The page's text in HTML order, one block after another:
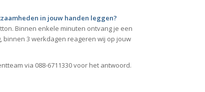
in jouw handen leggen?
Binnen enkele minuten ontvang je een
binnen 3 werkdagen reageren wij op jouw
via 088-6711330 voor het antwoord.